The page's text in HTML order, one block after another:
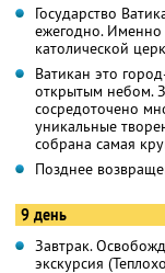
Государство
ежегодно. Именно
католической
Ватикан это
открытым небом.
сосредоточено
уникальные
собрана самая
Позднее
9 день
Завтрак.
экскурсия